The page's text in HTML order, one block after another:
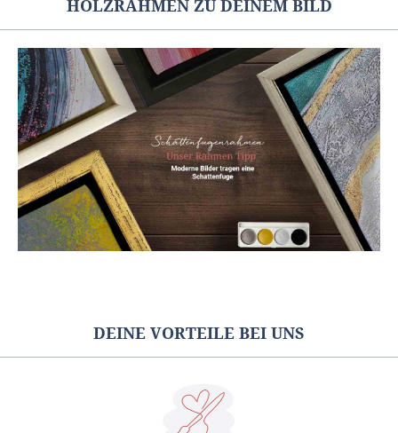
HOLZRAHMEN ZU DEINEM BILD
DEINE VORTEILE BEI UNS